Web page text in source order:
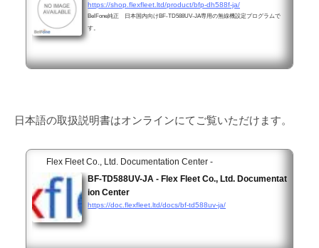
https://shop.flexfleet.ltd/product/bfp-dh588f-ja/
BelFone純正 日本国内向けBF-TD588UV-JA専用の無線機設定プログラムで
す。
日本語の取扱説明書はオンラインにてご覧いただけます。
Flex Fleet Co., Ltd. Documentation Center -
BF-TD588UV-JA - Flex Fleet Co., Ltd. Documentat
ion Center
https://doc.flexfleet.ltd/docs/bf-td588uv-ja/